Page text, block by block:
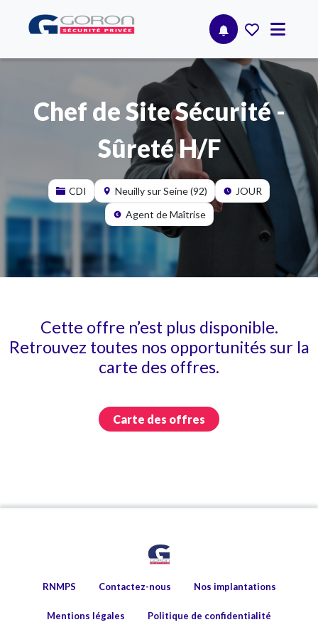
Chef de Site Sécurité -
Sûreté H/F
CDI Neuilly sur Seine (92)
JOUR
Agent de Maîtrise
Cette offre n’est plus disponible.
Retrouvez toutes nos opportunités sur la
carte des offres.
Carte des offres
RNMPS Contactez-nous Nos implantations
Mentions légales Politique de confidentialité